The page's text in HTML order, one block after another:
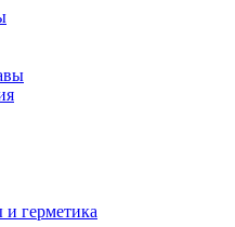
герметика